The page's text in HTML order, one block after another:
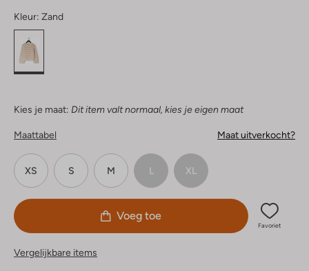
Kleur: Zand
Kies je maat: Dit item valt normaal, kies je eigen maat
Maattabel Maat uitverkocht?
XS S M L XL
Voeg toe
Favoriet
Vergelijkbare items